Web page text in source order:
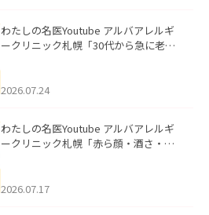
わたしの名医Youtube アルバアレルギ
ークリニック札幌「30代から急に老け
た。
2026.07.24
わたしの名医Youtube アルバアレルギ
ークリニック札幌「赤ら顔・酒さ・ニ
した。
2026.07.17